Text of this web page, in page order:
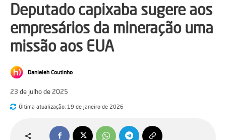
Deputado capixaba sugere aos
empresários da mineração uma
missão aos EUA
Danieleh Coutinho
23 de julho de 2025
Última atualização: 19 de janeiro de 2026